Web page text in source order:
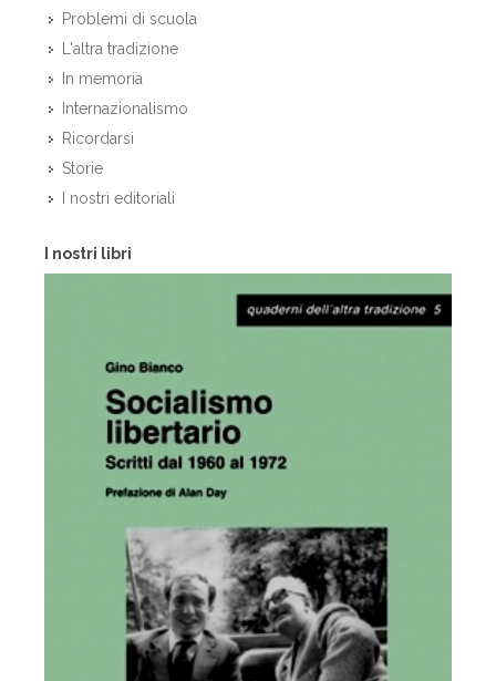
Problemi di scuola
L'altra tradizione
In memoria
Internazionalismo
Ricordarsi
Storie
I nostri editoriali
I nostri libri